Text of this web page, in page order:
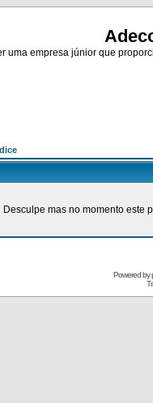
uma empresa júnior que
Desculpe mas no momento este
Powered by